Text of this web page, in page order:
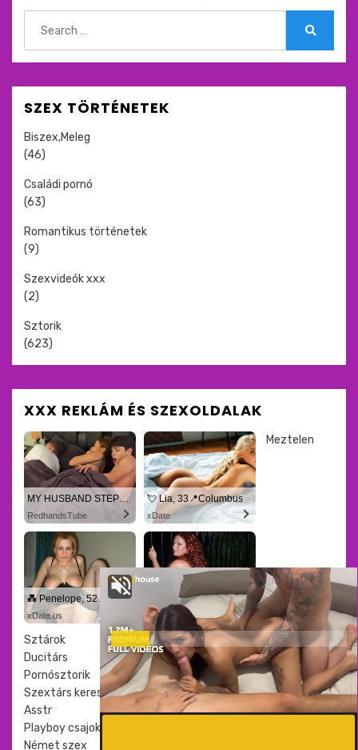
for:
SZEX TÖRTÉNETEK
Biszex,Meleg
(46)
Családi pornó
(63)
Romantikus történetek
(9)
Szexvideók xxx
(2)
Sztorik
(623)
XXX REKLÁM ÉS SZEXOLDALAK
MY HUSBAND STEPSON MISTAKENLY GIVES ME IN THE ASS
RedhandsTube
💘 Lia, 33📍Columbus
xDate
💑 Penelope, 52📍Columbus
xDate.us
💑 Alice, 45📍Columbus
us.hookup
Meztelen
Sztárok
Ducitárs
Pornósztorik
Szextárs kereső
Asstr
Playboy csajok
Német szex